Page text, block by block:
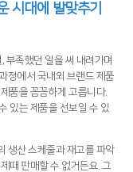
시대에 발맞추기
부족했던 일을 써 내려가며
정에서 국내외 브랜드 제품
품을 꼼꼼하게 고릅니다.
있는 제품을 선보일 수 있
생산 스케줄과 재고를 파악
때 판매할 수 없거든요. 그